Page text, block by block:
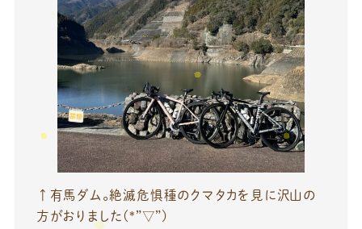
↑有馬ダム。絶滅危惧種のクマタカを見に沢山の
方がおりました(*”▽”)